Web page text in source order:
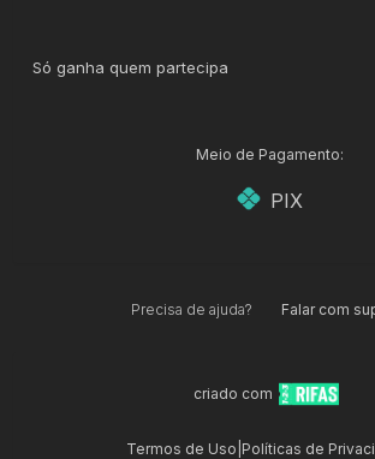
Só ganha quem partecipa
Meio de Pagamento:
PIX
Precisa de ajuda? Falar com
criado com
Termos de Uso Políticas de